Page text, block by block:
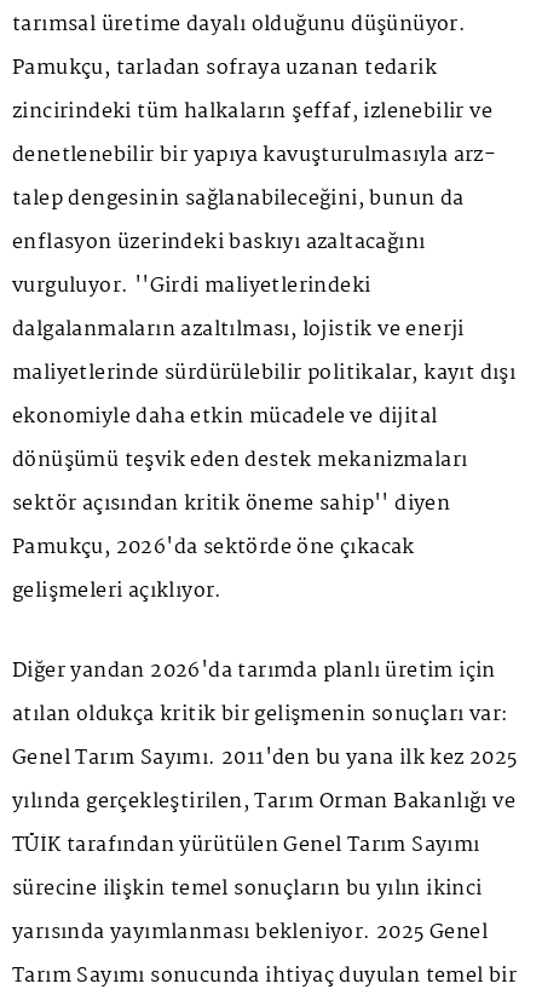
tarımsal üretime dayalı olduğunu düşünüyor.
Pamukçu, tarladan sofraya uzanan tedarik
zincirindeki tüm halkaların şeffaf, izlenebilir ve
denetlenebilir bir yapıya kavuşturulmasıyla arz-
talep dengesinin sağlanabileceğini, bunun da
enflasyon üzerindeki baskıyı azaltacağını
vurguluyor. ''Girdi maliyetlerindeki
dalgalanmaların azaltılması, lojistik ve enerji
maliyetlerinde sürdürülebilir politikalar, kayıt dışı
ekonomiyle daha etkin mücadele ve dijital
dönüşümü teşvik eden destek mekanizmaları
sektör açısından kritik öneme sahip'' diyen
Pamukçu, 2026'da sektörde öne çıkacak
gelişmeleri açıklıyor.
Diğer yandan 2026'da tarımda planlı üretim için
atılan oldukça kritik bir gelişmenin sonuçları var:
Genel Tarım Sayımı. 2011'den bu yana ilk kez 2025
yılında gerçekleştirilen, Tarım Orman Bakanlığı ve
TÜİK tarafından yürütülen Genel Tarım Sayımı
sürecine ilişkin temel sonuçların bu yılın ikinci
yarısında yayımlanması bekleniyor. 2025 Genel
Tarım Sayımı sonucunda ihtiyaç duyulan temel bir